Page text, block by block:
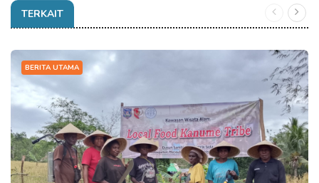
TERKAIT
BERITA UTAMA